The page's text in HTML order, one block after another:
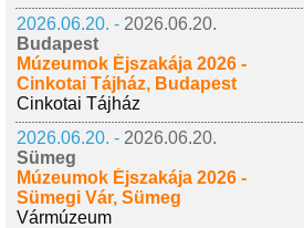
2026.06.20. - 2026.06.20.
Budapest
Múzeumok Éjszakája 2026 -
Cinkotai Tájház, Budapest
Cinkotai Tájház
2026.06.20. - 2026.06.20.
Sümeg
Múzeumok Éjszakája 2026 -
Sümegi Vár, Sümeg
Vármúzeum